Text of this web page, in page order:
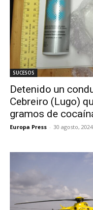
SUCESOS
Detenido un
Cebreiro (Lugo)
gramos de
Europa Press - 30 agosto, 2024